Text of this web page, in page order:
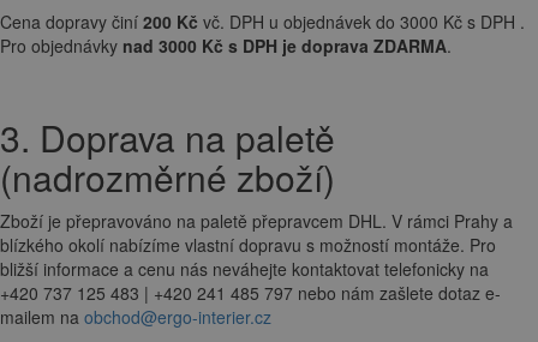
Cena dopravy činí 200 Kč vč. DPH u objednávek do 3000 Kč s DPH .
Pro objednávky nad 3000 Kč s DPH je doprava ZDARMA.
3. Doprava na paletě
(nadrozměrné zboží)
Zboží je přepravováno na paletě přepravcem DHL. V rámci Prahy a
blízkého okolí nabízíme vlastní dopravu s možností montáže. Pro
bližší informace a cenu nás neváhejte kontaktovat telefonicky na
+420 737 125 483 | +420 241 485 797 nebo nám zašlete dotaz e-
mailem na obchod@ergo-interier.cz